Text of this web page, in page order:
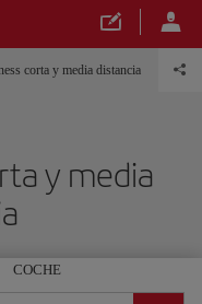
corta y media distancia
y media
COCHE